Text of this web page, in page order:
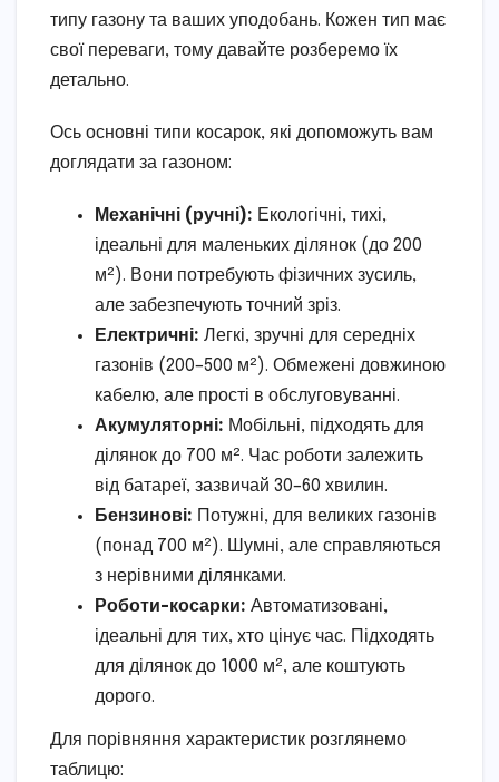
типу газону та ваших уподобань. Кожен тип має
свої переваги, тому давайте розберемо їх
детально.
Ось основні типи косарок, які допоможуть вам
доглядати за газоном:
Механічні (ручні): Екологічні, тихі,
ідеальні для маленьких ділянок (до 200
м²). Вони потребують фізичних зусиль,
але забезпечують точний зріз.
Електричні: Легкі, зручні для середніх
газонів (200–500 м²). Обмежені довжиною
кабелю, але прості в обслуговуванні.
Акумуляторні: Мобільні, підходять для
ділянок до 700 м². Час роботи залежить
від батареї, зазвичай 30–60 хвилин.
Бензинові: Потужні, для великих газонів
(понад 700 м²). Шумні, але справляються
з нерівними ділянками.
Роботи-косарки: Автоматизовані,
ідеальні для тих, хто цінує час. Підходять
для ділянок до 1000 м², але коштують
дорого.
Для порівняння характеристик розглянемо
таблицю: